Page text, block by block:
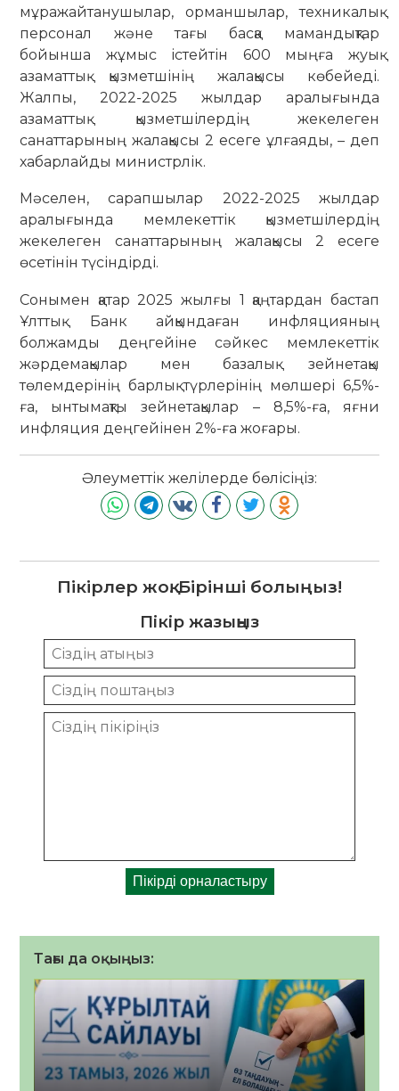
мұражайтанушылар, орманшылар, техникалық
персонал және тағы басқа мамандықтар
бойынша жұмыс істейтін 600 мыңға жуық
азаматтық қызметшінің жалақысы көбейеді.
Жалпы, 2022-2025 жылдар аралығында
азаматтық қызметшілердің жекелеген
санаттарының жалақысы 2 есеге ұлғаяды, – деп
хабарлайды министрлік.
Мәселен, сарапшылар 2022-2025 жылдар
аралығында мемлекеттік қызметшілердің
жекелеген санаттарының жалақысы 2 есеге
өсетінін түсіндірді.
Сонымен қатар 2025 жылғы 1 қаңтардан бастап
Ұлттық Банк айқындаған инфляцияның
болжамды деңгейіне сәйкес мемлекеттік
жәрдемақылар мен базалық зейнетақы
төлемдерінің барлық түрлерінің мөлшері 6,5%-
ға, ынтымақты зейнетақылар – 8,5%-ға, яғни
инфляция деңгейінен 2%-ға жоғары.
Әлеуметтік желілерде бөлісіңіз:
Пікірлер жоқ. Бірінші болыңыз!
Пікір жазыңыз
Тағы да оқыңыз: